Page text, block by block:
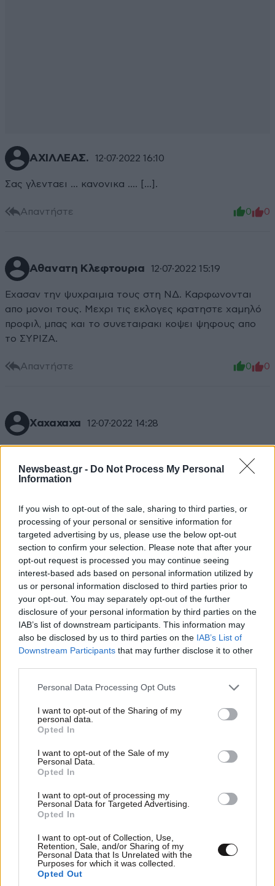
Newsbeast.gr - Do Not Process My Personal
Information
If you wish to opt-out of the sale, sharing to third parties, or
processing of your personal or sensitive information for
targeted advertising by us, please use the below opt-out
section to confirm your selection. Please note that after your
opt-out request is processed you may continue seeing
interest-based ads based on personal information utilized by
us or personal information disclosed to third parties prior to
your opt-out. You may separately opt-out of the further
disclosure of your personal information by third parties on the
IAB’s list of downstream participants. This information may
also be disclosed by us to third parties on the IAB’s List of
Downstream Participants that may further disclose it to other
Please note that this website/app uses one or more Google
not limited to your visit or usage behaviour. You may click to
grant or deny consent to Google and its third-party tags to
use your data for below specified purposes in below Google
consent section.
Personal Data Processing Opt Outs
I want to opt-out of the Sharing of my
personal data.
Opted In
I want to opt-out of the Sale of my
Personal Data.
Opted In
I want to opt-out of processing my
Personal Data for Targeted Advertising.
Opted In
I want to opt-out of Collection, Use,
Retention, Sale, and/or Sharing of my
Personal Data that Is Unrelated with the
Purposes for which it was collected.
Opted Out
ΑΧΙΛΛΕΑΣ. 12·07·2022 16:10
Σας γλενταει ... κανονικα .... [...].
Απαντήστε 0 0
Αθανατη Κλεφτουρια 12·07·2022 15:19
Εχασαν την ψυχραιμια τους στη ΝΔ. Καρφωνονται
απο μονοι τους. Μεχρι τις εκλογες κρατηστε χαμηλό
προφιλ, μπας και το συνεταιρακι κοψει ψηφους απο
το ΣΥΡΙΖΑ.
Απαντήστε 0 0
Χαχαχαχα 12·07·2022 14:28
«Δεν απαντά ούτε ποια κυβέρνηση επιθυμεί να
προκύψει από τις εκλογές, ούτε με ποιόν
πρωθυπουργό» ΛΟΛ Πες τους αγαπητέ ότι θα γίνεις
Απαντήστε
Ο Νίκος;;; 12·07·2022 14:19
... Ο μόνος κερδισμένος μετά τις εκλογές. Ο μόνος
που θα συγκυβερνησει. Ότι κ να ψηφίσεις πάντα
θασοκ θα βγαίνει. Ρώτα κ εμάς τους παλιούς.... Χα
TRENDING